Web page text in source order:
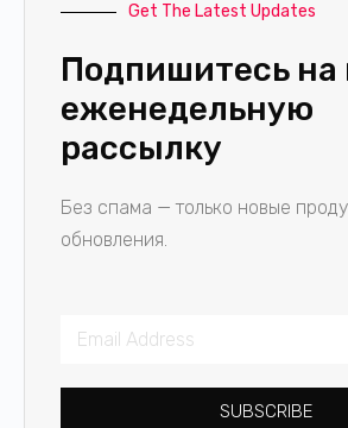
Get The Latest Updates
Подпишитесь на
еженедельную
рассылку
Без спама — только новые
обновления.
SUBSCRIBE